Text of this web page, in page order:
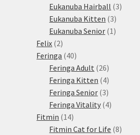
Eukanuba Hairball 33
Eukanuba Kitten 33
produkty
Eukanuba Senior 1 1
Felix 22
produkty
Feringa 4040
produktů
Feringa Adult 2626
produktů
Feringa Kitten 44
produkty
Feringa Senior 33
produkty
Feringa Vitality 44
Fitmin 1414
produktů
Fitmin Cat for Life 88